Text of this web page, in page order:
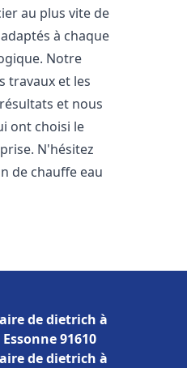
au plus vite de
à chaque
Notre
travaux et les
et nous
ont choisi le
N'hésitez
de chauffe eau
de dietrich à
91610
de dietrich à